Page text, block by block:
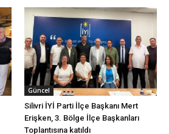
Güncel
Silivri İYİ Parti İlçe Başkanı Mert
Erişken, 3. Bölge İlçe Başkanları
Toplantısına katıldı